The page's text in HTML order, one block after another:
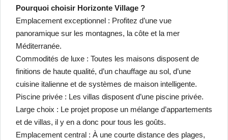
Pourquoi choisir Horizonte Village ?
Emplacement exceptionnel : Profitez d’une vue
panoramique sur les montagnes, la côte et la mer
Méditerranée.
Commodités de luxe : Toutes les maisons disposent de
finitions de haute qualité, d’un chauffage au sol, d’une
cuisine italienne et de systèmes de maison intelligente.
Piscine privée : Les villas disposent d’une piscine privée.
Large choix : Le projet propose un mélange d’appartements
et de villas, il y en a donc pour tous les goûts.
Emplacement central : À une courte distance des plages,